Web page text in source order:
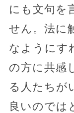
にも文句を
せん。法に
なようにす
の方に共感
る人たちが
良いのでは